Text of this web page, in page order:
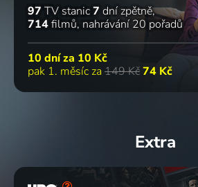
97 TV stanic7 dní zpětně
714filmů nahrávání 20 pořadů
10 dní za 10 Kč
pak 1. měsíc za 149 Kč74 Kč
Extra